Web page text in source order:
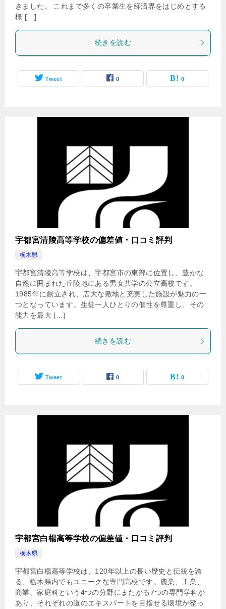
きました。 これまで多くの卒業生を経済界をはじめとする
様 […]
続きを読む
Tweet 0 0
宇都宮清陵高等学校の偏差値・口コミ評判
栃木県
宇都宮清陵高等学校は、宇都宮市の東部に位置し、豊かな
自然に囲まれた丘陵地にある男女共学の公立高校です。
1985年に創立され、広大な敷地と充実した施設が魅力の一
つとなっています。生徒一人ひとりの個性を尊重し、その
能力を最大 […]
続きを読む
Tweet 0 0
宇都宮白楊高等学校の偏差値・口コミ評判
栃木県
宇都宮白楊高等学校は、120年以上の長い歴史と伝統を誇
る、栃木県内でもユニークな専門高校です。農業、工業、
商業、家庭科という4つの分野にまたがる7つの専門学科が
あり、それぞれの道のエキスパートを目指せる環境が整っ